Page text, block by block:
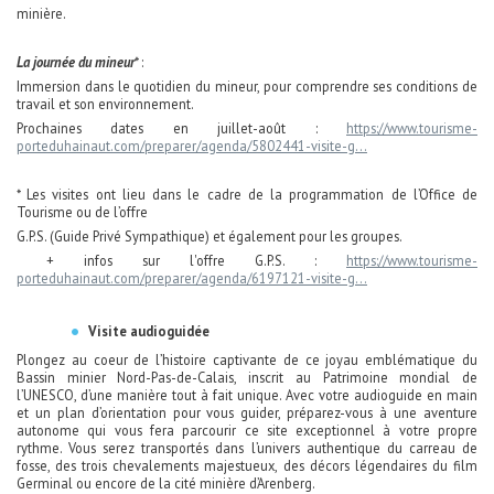
minière.
La journée du mineur* :
Immersion dans le quotidien du mineur, pour comprendre ses conditions de
travail et son environnement.
Prochaines dates en juillet-août : https://www.tourisme-
porteduhainaut.com/preparer/agenda/5802441-visite-g...
* Les visites ont lieu dans le cadre de la programmation de l’Office de
Tourisme ou de l’offre
G.P.S. (Guide Privé Sympathique) et également pour les groupes.
+ infos sur l'offre G.P.S. : https://www.tourisme-
porteduhainaut.com/preparer/agenda/6197121-visite-g...
Visite audioguidée
Plongez au coeur de l’histoire captivante de ce joyau emblématique du
Bassin minier Nord-Pas-de-Calais, inscrit au Patrimoine mondial de
l’UNESCO, d’une manière tout à fait unique. Avec votre audioguide en main
et un plan d’orientation pour vous guider, préparez-vous à une aventure
autonome qui vous fera parcourir ce site exceptionnel à votre propre
rythme. Vous serez transportés dans l’univers authentique du carreau de
fosse, des trois chevalements majestueux, des décors légendaires du film
Germinal ou encore de la cité minière d’Arenberg.